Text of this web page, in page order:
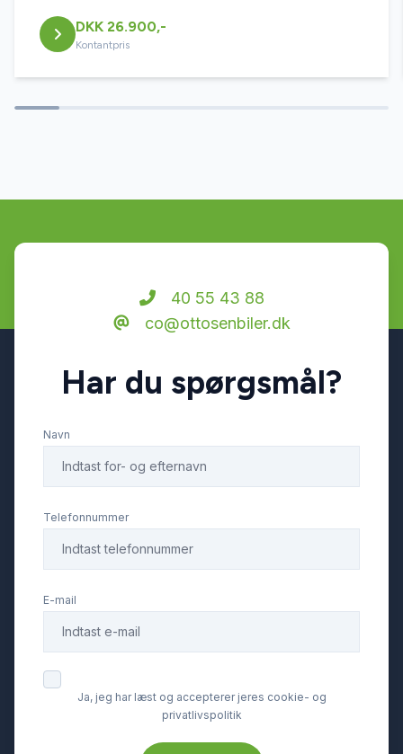
DKK 26.900,-
Kontantpris
40 55 43 88
co@ottosenbiler.dk
Har du spørgsmål?
Navn
Telefonnummer
E-mail
Ja, jeg har læst og accepterer jeres cookie- og
privatlivspolitik